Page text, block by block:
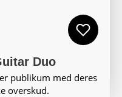
Duo
publikum med deres
overskud.